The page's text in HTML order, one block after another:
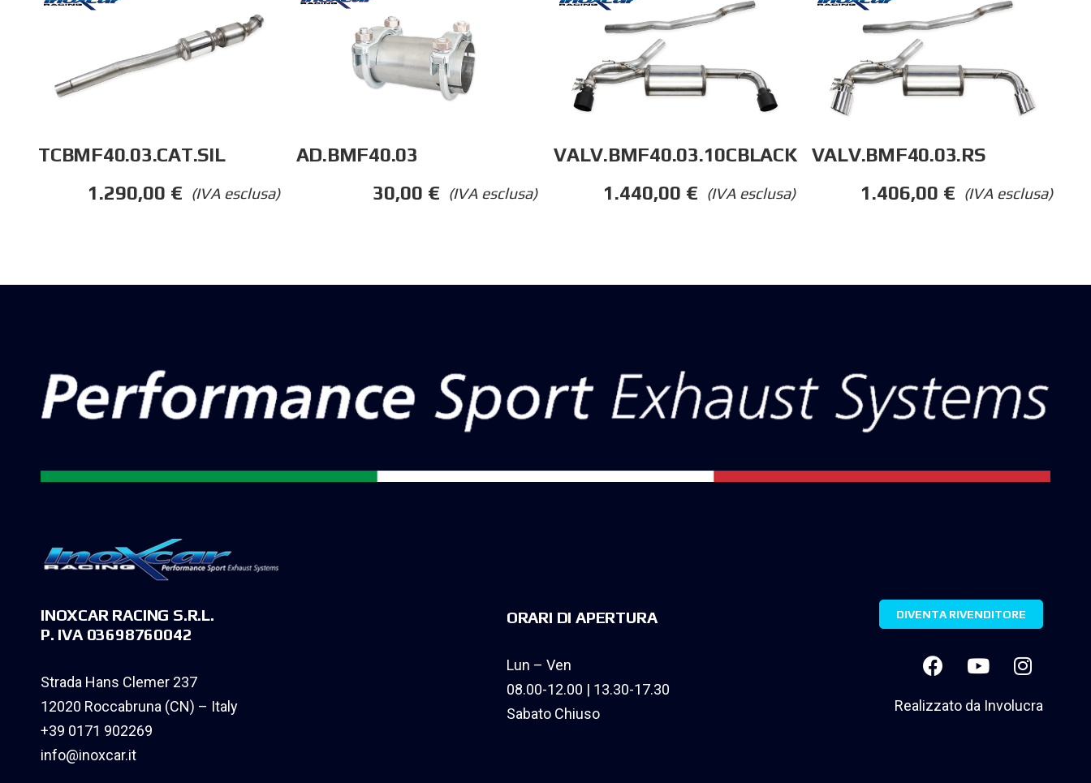
TCBMF40.03.CAT.SIL
(IVA esclusa)
1.290,00 €
AD.BMF40.03
(IVA esclusa)
30,00 €
VALV.BMF40.03.10CBLACK
(IVA esclusa)
1.440,00 €
VALV.BMF40.03.RS
(IVA esclusa)
1.406,00 €
INOXCAR RACING S.R.L.
P. IVA 03698760042
Strada Hans Clemer 237
12020 Roccabruna (CN) – Italy
+39 0171 902269
info@inoxcar.it
ORARI DI APERTURA
Lun – Ven
08.00-12.00 | 13.30-17.30
Sabato Chiuso
DIVENTA RIVENDITORE
Realizzato da Involucra